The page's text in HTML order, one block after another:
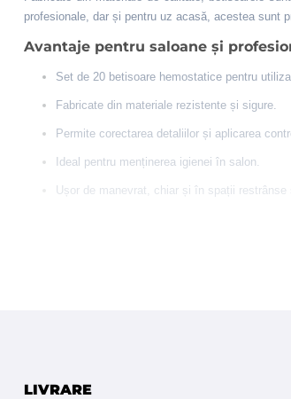
profesionale, dar și pentru uz acasă, acestea sunt
Avantaje pentru saloane și
Set de 20 betisoare hemostatice pentru
Fabricate din materiale rezistente și sigure.
Permite corectarea detaliilor și aplicarea
Ideal pentru menținerea igienei în salon.
Ușor de manevrat, chiar și în spații restrânse
LIVRARE